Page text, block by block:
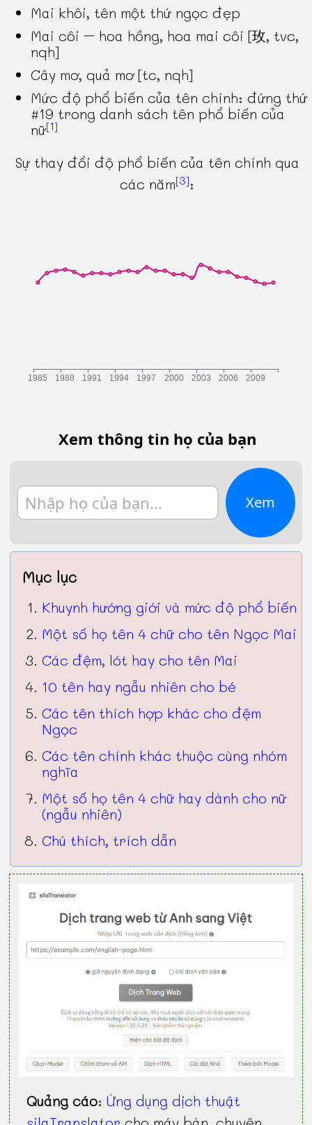
Mai khôi, tên một thứ ngọc đẹp
Mai côi – hoa hồng, hoa mai côi [玫, tvc,
nqh]
Cây mơ, quả mơ [tc, nqh]
Mức độ phổ biến của tên chính: đứng thứ
#19 trong danh sách tên phổ biến của
nữ[1]
Sự thay đổi độ phổ biến của tên chính qua
các năm[3]:
Xem thông tin họ của bạn
Xem
Mục lục
Khuynh hướng giới và mức độ phổ biến
Một số họ tên 4 chữ cho tên Ngọc Mai
Các đệm, lót hay cho tên Mai
10 tên hay ngẫu nhiên cho bé
Các tên thích hợp khác cho đệm
Ngọc
Các tên chính khác thuộc cùng nhóm
nghĩa
Một số họ tên 4 chữ hay dành cho nữ
(ngẫu nhiên)
Chú thích, trích dẫn
Quảng cáo:Ứng dụng dịch thuật